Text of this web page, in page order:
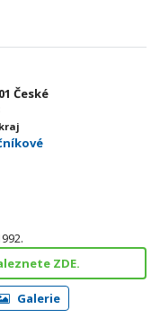
České
ZDE.
Galerie